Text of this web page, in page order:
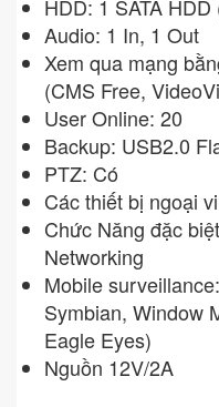
HDD: 1 SATA
Audio: 1 In, 1 Out
Xem qua mạng
(CMS Free,
User Online: 20
Backup: USB2.0
PTZ: Có
Các thiết bị ngoại
Chức Năng đặc
Networking
Mobile
Symbian, Window
Eagle Eyes)
Nguồn 12V/2A